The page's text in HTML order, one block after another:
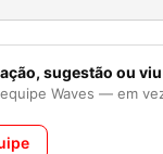
sugestão ou
Waves — em